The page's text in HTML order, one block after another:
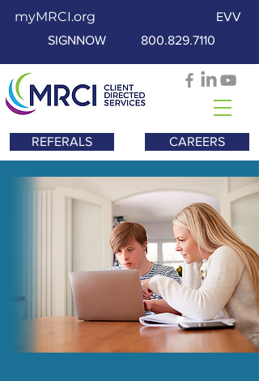
myMRCI.org
SIGNNOW
EVV
800.829.7110
CAREERS
REFERALS